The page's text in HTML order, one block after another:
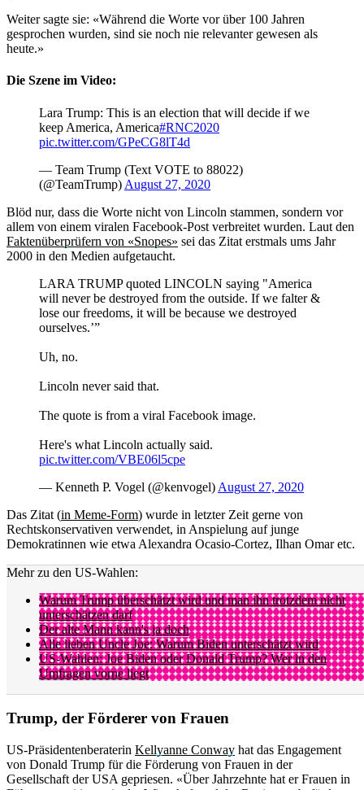
Weiter sagte sie: «Während die Worte vor über 100 Jahren
gesprochen wurden, sind sie noch nie relevanter gewesen als
heute.»
Die Szene im Video:
Lara Trump: This is an election that will decide if we
keep America, America#RNC2020
pic.twitter.com/GPeCG8lT4d
— Team Trump (Text VOTE to 88022)
(@TeamTrump) August 27, 2020
Blöd nur, dass die Worte nicht von Lincoln stammen, sondern vor
allem von einem viralen Facebook-Post verbreitet wurden. Laut den
Faktenüberprüfern von «Snopes» sei das Zitat erstmals ums Jahr
2000 in den Medien aufgetaucht.
LARA TRUMP quoted LINCOLN saying "America
will never be destroyed from the outside. If we falter &
lose our freedoms, it will be because we destroyed
ourselves.’”
Uh, no.
Lincoln never said that.
The quote is from a viral Facebook image.
Here's what Lincoln actually said.
pic.twitter.com/VBE06l5cpe
— Kenneth P. Vogel (@kenvogel) August 27, 2020
Das Zitat (in Meme-Form) wurde in letzter Zeit gerne von
Rechtskonservativen verwendet, in Anspielung auf junge
Demokratinnen wie etwa Alexandra Ocasio-Cortez, Ilhan Omar etc.
Mehr zu den US-Wahlen:
Warum Trump überschätzt wird und man ihn trotzdem nicht
unterschätzen darf
Der alte Mann kann's ja doch
Alle lieben Uncle Joe: Warum Biden unterschätzt wird
US-Wahlen: Joe Biden oder Donald Trump? Wer in den
Umfragen vorne liegt
Trump, der Förderer von Frauen
US-Präsidentenberaterin Kellyanne Conway hat das Engagement
von Donald Trump für die Förderung von Frauen in der
Gesellschaft der USA gepriesen. «Über Jahrzehnte hat er Frauen in